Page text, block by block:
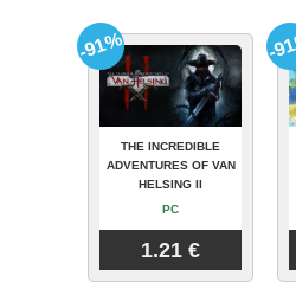
THE INCREDIBLE
ADVENTURES OF VAN
HELSING II
PC
1.21 €
-91% -